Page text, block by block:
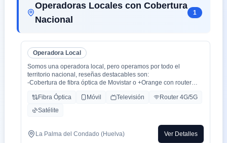
Operadoras Locales con Cobertura
Nacional
1
Operadora Local
Somos una operadora local, pero operamos por todo el
territorio nacional, reseñas destacables son:
-Cobertura de fibra óptica de Movistar o +Orange con router
-Cobertura movil con triple cobertura Orange, Yoigo y Movistar
-TV con todo el deporte o con toda la plataformas de cine y
series como Netflix, HBO, Amazon Prime, Apple TV, Disney+
-También somos colaboradores con alarmas de la marca ADT
con la mayor red de alarma de Europa.
Fibra Óptica Móvil Televisión
Router 4G/5G
Satélite
La Palma del Condado (Huelva) Ver Detalles